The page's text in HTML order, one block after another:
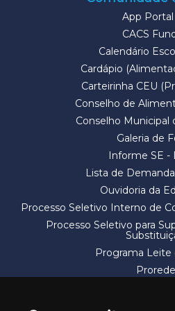
App Portal
CACS
Calendário
Cardápio
Carteirinha CEU
Conselho de
Conselho Municipal
Galeria de
Informe SE -
Lista de
Ouvidoria da
Processo Seletivo Interno de
Processo Seletivo para
Programa Leite
Prorede